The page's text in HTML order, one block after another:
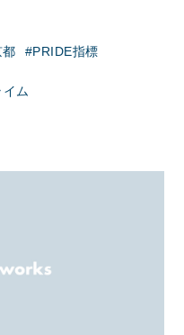
都
PRIDE指標
ム